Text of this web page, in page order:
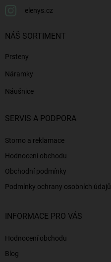
elenys.cz
NÁŠ SORTIMENT
Prsteny
Náramky
Náušnice
SERVIS A PODPORA
Storno a reklamace
Hodnocení obchodu
Obchodní podmínky
Podmínky ochrany osobních údajů
INFORMACE PRO VÁS
Hodnocení obchodu
Blog